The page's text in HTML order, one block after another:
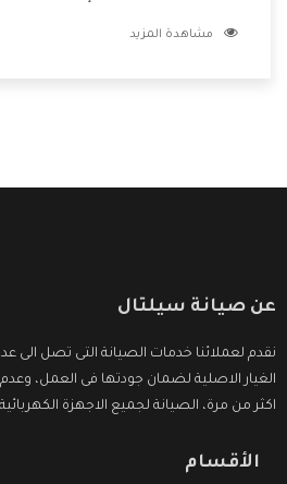
وتقدم للعملاء أقوى العروض
مشاهدة المزيد
عن صيانة سيلتال
نقدم لعملائنا خدمات الصيانة التى تصل الى
الغيار الاصلية لضمان جودتها فى العمل،
اكثر من مرة، الصيانة لجميع الاجهزة
الأقسام